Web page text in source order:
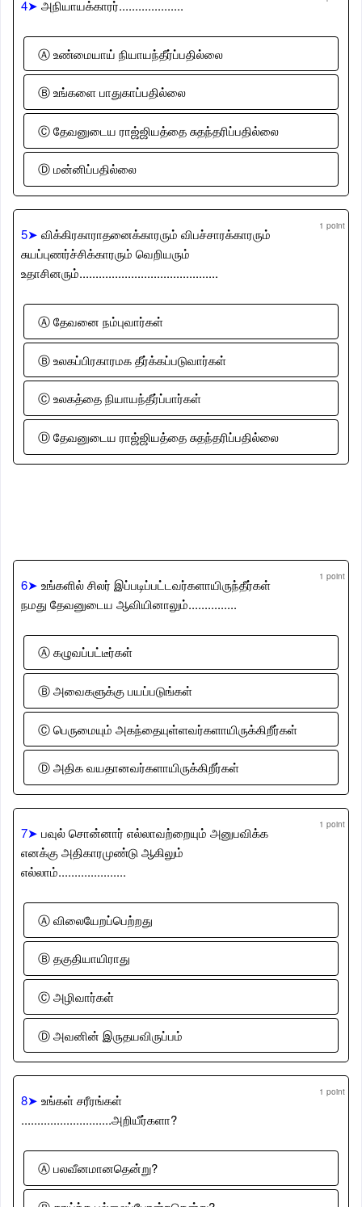
4➤ அநியாயக்காரர்....................
Ⓐ உண்மையாய் நியாயந்தீர்ப்பதில்லை
Ⓑ உங்களை பாதுகாப்பதில்லை
Ⓒ தேவனுடைய ராஜ்ஜியத்தை சுதந்தரிப்பதில்லை
Ⓓ மன்னிப்பதில்லை
5➤ விக்கிரகாராதனைக்காரரும் விபச்சாரக்காரரும்
சுயப்புணர்ச்சிக்காரரும் வெறியரும்
உதாசினரும்...........................................
1 point
Ⓐ தேவனை நம்புவார்கள்
Ⓑ உலகப்பிரகாரமக தீர்க்கப்படுவார்கள்
Ⓒ உலகத்தை நியாயந்தீர்ப்பார்கள்
Ⓓ தேவனுடைய ராஜ்ஜியத்தை சுதந்தரிப்பதில்லை
6➤ உங்களில் சிலர் இப்படிப்பட்டவர்களாயிருந்தீர்கள்
நமது தேவனுடைய ஆவியினாலும்...............
1 point
Ⓐ கழுவப்பட்டீர்கள்
Ⓑ அவைகளுக்கு பயப்படுங்கள்
Ⓒ பெருமையும் அகந்தையுள்ளவர்களாயிருக்கிறீர்கள்
Ⓓ அதிக வயதானவர்களாயிருக்கிறீர்கள்
7➤ பவுல் சொன்னார் எல்லாவற்றையும் அனுபவிக்க
எனக்கு அதிகாரமுண்டு ஆகிலும்
எல்லாம்.....................
1 point
Ⓐ விலையேறப்பெற்றது
Ⓑ தகுதியாயிராது
Ⓒ அழிவார்கள்
Ⓓ அவனின் இருதயவிருப்பம்
8➤ உங்கள் சரீரங்கள்
............................அறியீர்களா?
1 point
Ⓐ பலவீனமானதென்று?